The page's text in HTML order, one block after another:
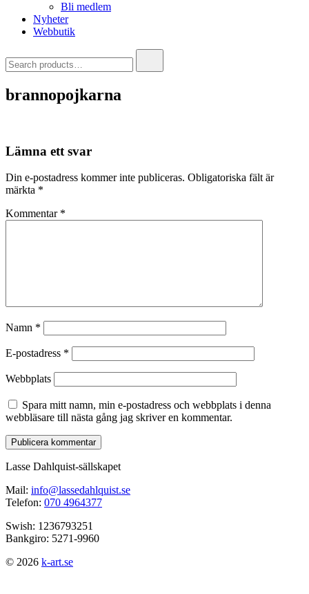
Bli medlem
Nyheter
Webbutik
for:
brannopojkarna
Lämna ett svar
Din e-postadress kommer inte publiceras. Obligatoriska fält är
märkta *
Kommentar *
Namn *
E-postadress *
Webbplats
Spara mitt namn, min e-postadress och webbplats i denna
webbläsare till nästa gång jag skriver en kommentar.
Lasse Dahlquist-sällskapet
Mail: info@lassedahlquist.se
Telefon: 070 4964377
Swish: 1236793251
Bankgiro: 5271-9960
© 2026 k-art.se